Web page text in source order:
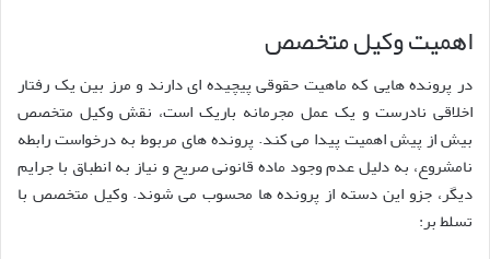
اهمیت وکیل متخصص
در پرونده هایی که ماهیت حقوقی پیچیده ای دارند و مرز بین یک رفتار
اخلاقی نادرست و یک عمل مجرمانه باریک است، نقش وکیل متخصص
بیش از پیش اهمیت پیدا می کند. پرونده های مربوط به درخواست رابطه
نامشروع، به دلیل عدم وجود ماده قانونی صریح و نیاز به انطباق با جرایم
دیگر، جزو این دسته از پرونده ها محسوب می شوند. وکیل متخصص با
تسلط بر: